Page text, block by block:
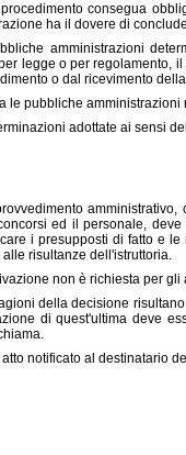
consegua
ha il dovere di
amministrazioni
legge o per regolamento,
o dal ricevimento
le pubbliche
adottate ai sensi
ed il personale,
i presupposti di fatto e
risultanze dell'istruttoria.
non è richiesta per
della decisione
di quest'ultima deve
notificato al destinatario